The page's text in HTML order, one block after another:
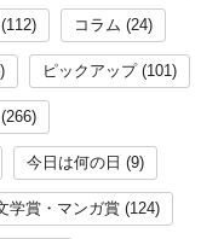
(112) コラム (24)
ピックアップ (101)
(266)
今日は何の日 (9)
学賞・マンガ賞 (124)